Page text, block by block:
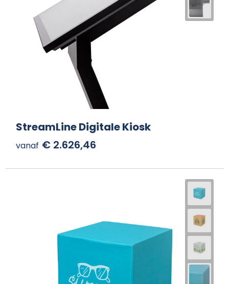
StreamLine Digitale Kiosk
vanaf € 2.626,46